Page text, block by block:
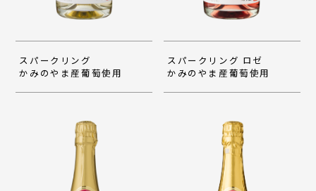
スパークリング
かみのやま産葡萄使用
スパークリング ロゼ
かみのやま産葡萄使用